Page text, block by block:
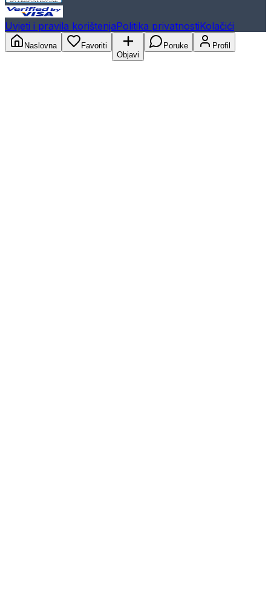
Uvjeti i pravila korištenjaPolitika privatnostiKolačići
Naslovna
Favoriti
Objavi
Poruke Profil